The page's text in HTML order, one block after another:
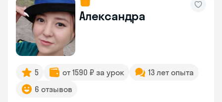
Александра
5 от 1590 ₽ за урок
13 лет опыта
6 отзывов